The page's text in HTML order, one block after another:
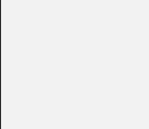
Detector de llama con salida a